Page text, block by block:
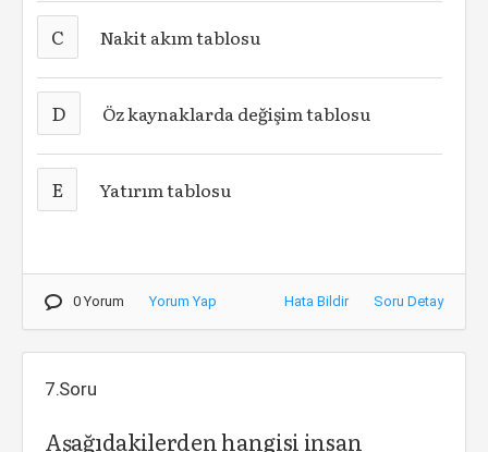
C Nakit akım tablosu
D Öz kaynaklarda değişim tablosu
E Yatırım tablosu
0 Yorum Yorum Yap Hata Bildir Soru Detay
7.Soru
Aşağıdakilerden hangisi insan